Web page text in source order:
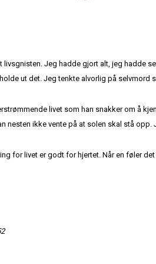
Jeg hadde gjort alt, jeg hadde
ut det. Jeg tenkte alvorlig på selvmord
livet som han snakker om å
ikke vente på at solen skal stå opp.
for livet er godt for hjertet. Når en føler